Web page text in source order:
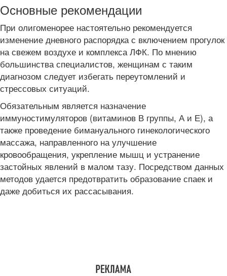
Основные рекомендации
При олигоменорее настоятельно рекомендуется
изменение дневного распорядка с включением прогулок
на свежем воздухе и комплекса ЛФК. По мнению
большинства специалистов, женщинам с таким
диагнозом следует избегать переутомлений и
стрессовых ситуаций.
Обязательным является назначение
иммуностимуляторов (витаминов В группы, А и Е), а
также проведение бимануального гинекологического
массажа, направленного на улучшение
кровообращения, укрепление мышц и устранение
застойных явлений в малом тазу. Посредством данных
методов удается предотвратить образование спаек и
даже добиться их рассасывания.